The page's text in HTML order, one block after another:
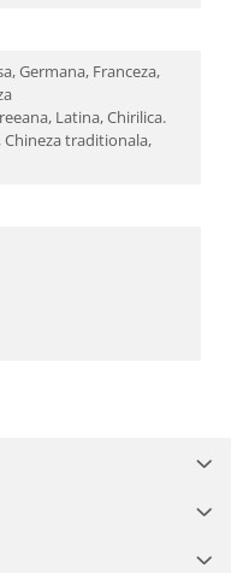
Germana, Franceza,
Latina, Chirilica.
Chineza traditionala,